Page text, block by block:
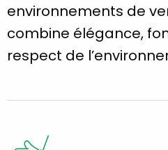
environnements de
combine élégance,
respect de